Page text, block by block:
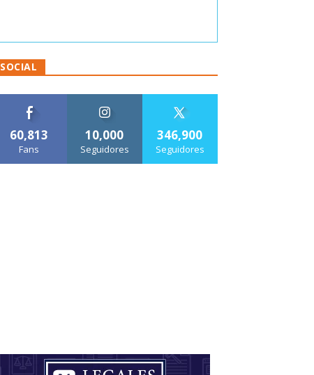
SOCIAL
60,813
Fans
10,000
Seguidores
346,900
Seguidores